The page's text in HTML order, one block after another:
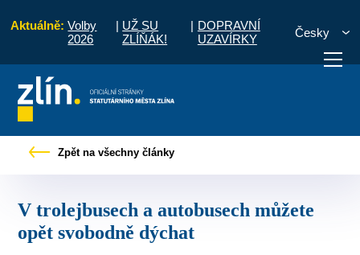
Aktuálně: Volby
2026
| UŽ SU
ZLÍŇÁK!
| DOPRAVNÍ
UZAVÍRKY
Česky
vyřídit Potřebuji zaplatit
Zpět na všechny články
V trolejbusech a autobusech můžete
opět svobodně dýchat